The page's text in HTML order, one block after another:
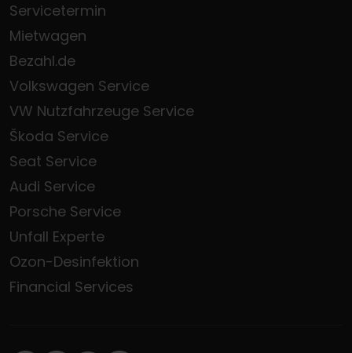
Servicetermin
Mietwagen
Bezahl.de
Volkswagen Service
VW Nutzfahrzeuge Service
Škoda Service
Seat Service
Audi Service
Porsche Service
Unfall Experte
Ozon-Desinfektion
Financial Services